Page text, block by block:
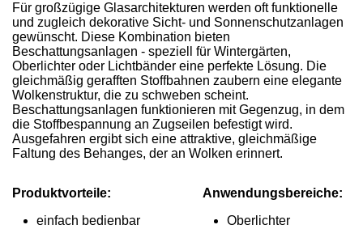
Für großzügige Glasarchitekturen werden oft funktionelle
und zugleich dekorative Sicht- und Sonnenschutzanlagen
gewünscht. Diese Kombination bieten
Beschattungsanlagen - speziell für Wintergärten,
Oberlichter oder Lichtbänder eine perfekte Lösung. Die
gleichmäßig gerafften Stoffbahnen zaubern eine elegante
Wolkenstruktur, die zu schweben scheint.
Beschattungsanlagen funktionieren mit Gegenzug, in dem
die Stoffbespannung an Zugseilen befestigt wird.
Ausgefahren ergibt sich eine attraktive, gleichmäßige
Faltung des Behanges, der an Wolken erinnert.
Produktvorteile:
einfach bedienbar
Anwendungsbereiche:
Oberlichter